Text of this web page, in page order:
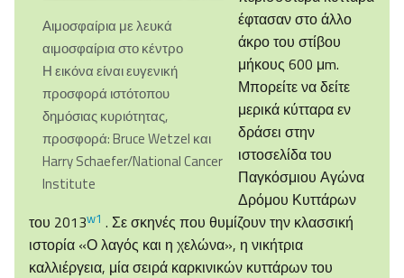
Αιμοσφαίρια με λευκά
αιμοσφαίρια στο κέντρο
Η εικόνα είναι ευγενική
προσφορά ιστότοπου
δημόσιας κυριότητας,
προσφορά: Bruce Wetzel και
Harry Schaefer/National Cancer
Institute
έφτασαν στο άλλο
άκρο του στίβου
μήκους 600 μm.
Μπορείτε να δείτε
μερικά κύτταρα εν
δράσει στην
ιστοσελίδα του
Παγκόσμιου Αγώνα
Δρόμου Κυττάρων
του 2013w1 . Σε σκηνές που θυμίζουν την κλασσική
ιστορία «Ο λαγός και η χελώνα», η νικήτρια
καλλιέργεια, μία σειρά καρκινικών κυττάρων του